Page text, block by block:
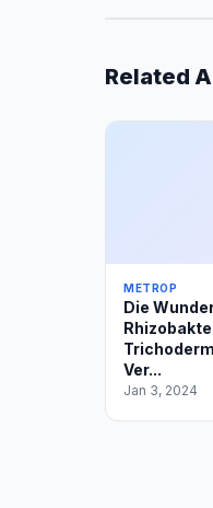
Related
METROP
Die
Ver...
Jan 3, 2024